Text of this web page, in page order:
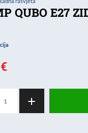
QUBO E27
€
+